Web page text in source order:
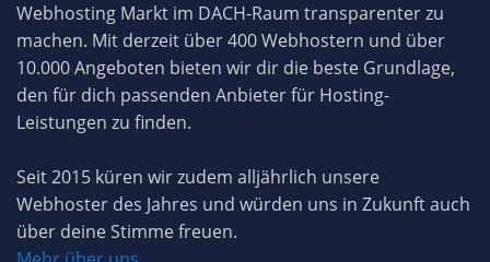
Webhosting Markt im DACH-Raum transparenter zu
machen. Mit derzeit über 400 Webhostern und über
10.000 Angeboten bieten wir dir die beste Grundlage,
den für dich passenden Anbieter für Hosting-
Leistungen zu finden.
Seit 2015 küren wir zudem alljährlich unsere
Webhoster des Jahres und würden uns in Zukunft auch
über deine Stimme freuen.